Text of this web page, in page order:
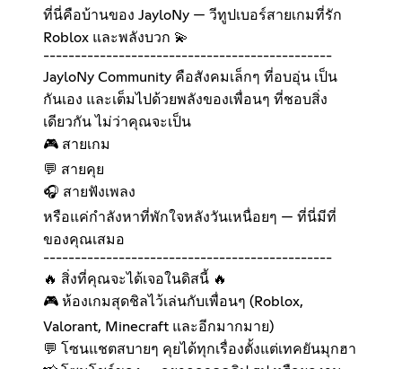
ที่นี่คือบ้านของ JayloNy — วีทูปเบอร์สายเกมที่รัก
Roblox และพลังบวก 💫
----------------------------------------------
JayloNy Community คือสังคมเล็กๆ ที่อบอุ่น เป็น
กันเอง และเต็มไปด้วยพลังของเพื่อนๆ ที่ชอบสิ่ง
เดียวกัน ไม่ว่าคุณจะเป็น
🎮 สายเกม
💬 สายคุย
🎧 สายฟังเพลง
หรือแค่กำลังหาที่พักใจหลังวันเหนื่อยๆ — ที่นี่มีที่
ของคุณเสมอ
----------------------------------------------
🔥 สิ่งที่คุณจะได้เจอในดิสนี้ 🔥
🎮 ห้องเกมสุดชิลไว้เล่นกับเพื่อนๆ (Roblox,
Valorant, Minecraft และอีกมากมาย)
💬 โซนแชตสบายๆ คุยได้ทุกเรื่องตั้งแต่เทคยันมุกฮา